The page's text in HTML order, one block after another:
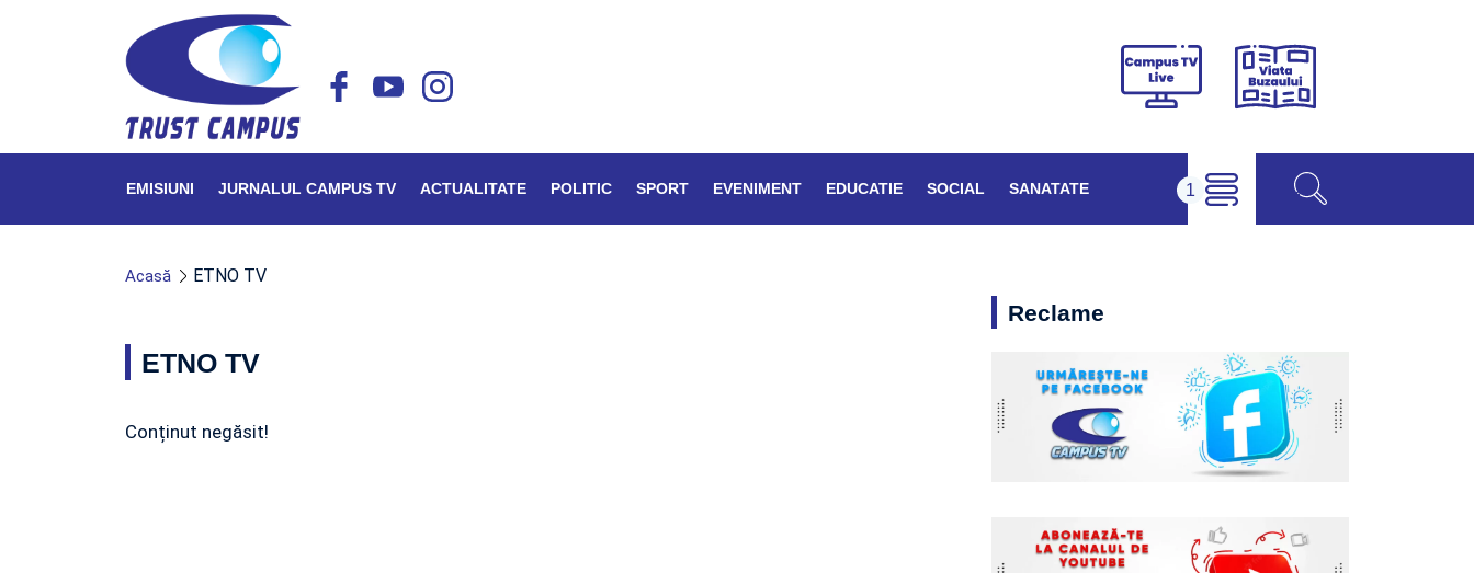
Campus
Viața
EMISIUNI JURNALUL CAMPUS TV ACTUALITATE POLITIC SPORT EVENIMENT EDUCATIE SOCIAL SANATATE
Acasă ETNO TV
ETNO TV
Conținut negăsit!
Reclame